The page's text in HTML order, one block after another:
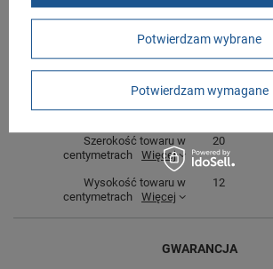
Kolor szare
Materiał zewnętrzny skóra
Zapięcie sznurowane
Długość towaru w
centymetrach
Więcej
30
Szerokość towaru w
centymetrach
Więcej
20
Wysokość towaru w
centymetrach
Więcej
12
GWARANCJA
Potwierdzam wybrane
Potwierdzam wymagane